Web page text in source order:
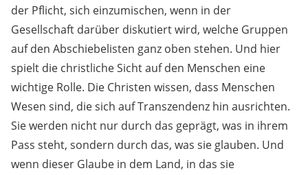
der Pflicht, sich einzumischen, wenn in der
Gesellschaft darüber diskutiert wird, welche Gruppen
auf den Abschiebelisten ganz oben stehen. Und hier
spielt die christliche Sicht auf den Menschen eine
wichtige Rolle. Die Christen wissen, dass Menschen
Wesen sind, die sich auf Transzendenz hin ausrichten.
Sie werden nicht nur durch das geprägt, was in ihrem
Pass steht, sondern durch das, was sie glauben. Und
wenn dieser Glaube in dem Land, in das sie